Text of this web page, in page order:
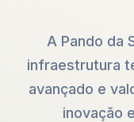
A Pando da
infraestrutura
avançado e
inovação